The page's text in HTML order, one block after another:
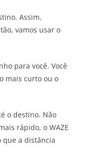
Assim,
vamos usar o
para você. Você
mais curto ou o
o destino. Não
rápido, o WAZE
que a distância